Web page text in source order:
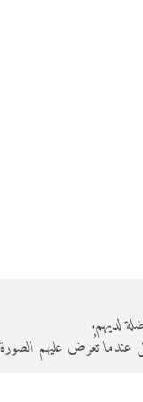
لديهم.
عندما تُعرض عليهم